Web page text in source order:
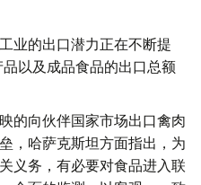
业的出口潜力正在不断提
以及成品食品的出口总额
的向伙伴国家市场出口禽肉
，哈萨克斯坦方面指出，为
义务，有必要对食品进入联